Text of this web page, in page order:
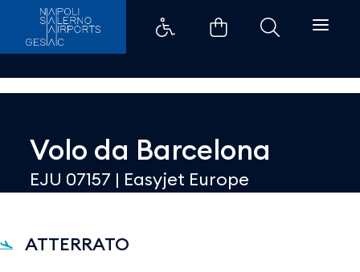
Dettaglio - Aeroporti di Napoli
Volo da Barcelona
EJU 07157 | Easyjet Europe
ATTERRATO